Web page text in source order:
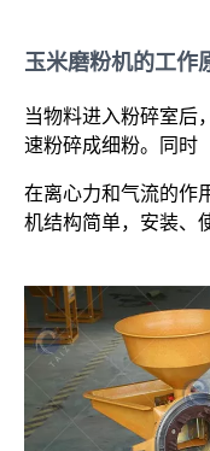
玉米磨粉机的工作
当物料进入粉碎室后
速粉碎成细粉。同时
在离心力和气流的作
机结构简单，安装、